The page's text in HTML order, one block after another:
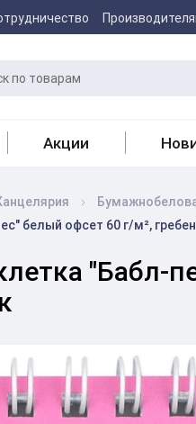
Акции
белый офсет 60 г/м²,
"Бабл-